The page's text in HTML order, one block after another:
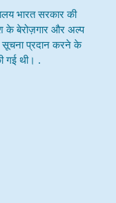
भारत सरकार की
के बेरोज़गार और अल्प
सूचना प्रदान करने के
गई थी। .